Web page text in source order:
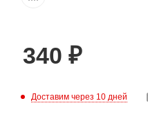
340 ₽
Доставим через 10 дней